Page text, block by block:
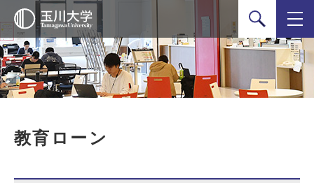
検索
教育ローン